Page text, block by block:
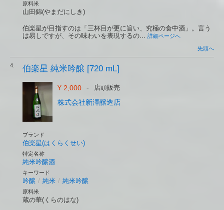
原料米
山田錦(やまだにしき)
伯楽星が目指すのは「三杯目が更に旨い、究極の食中酒」。言う
は易しですが、その味わいを表現するの... 詳細ページへ
先頭へ
4. 伯楽星 純米吟醸 [720 mL]
¥ 2,000 - 店頭販売
株式会社新澤醸造店
ブランド
伯楽星(はくらくせい)
特定名称
純米吟醸酒
キーワード
吟醸 / 純米 / 純米吟醸
原料米
蔵の華(くらのはな)